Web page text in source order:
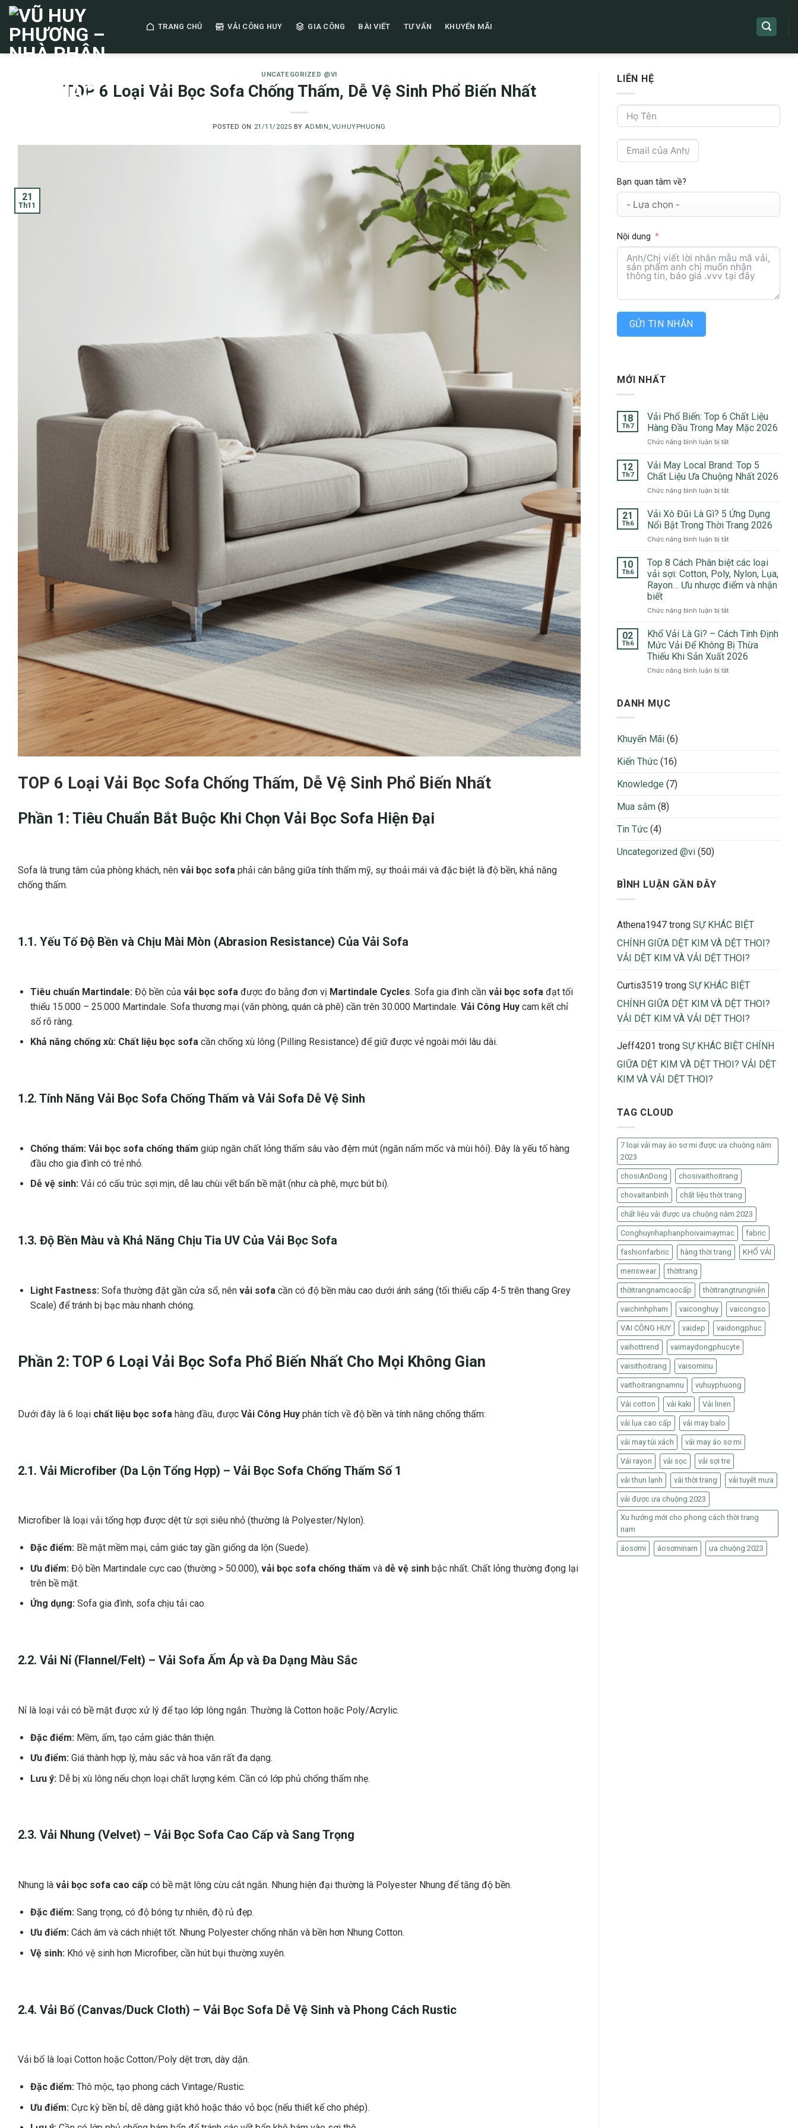
Skip
content
TRANG CHỦ VẢI CÔNG HUY GIA CÔNG BÀI VIẾT TƯ VẤN KHUYẾN MÃI
UNCATEGORIZED @VI
TOP 6 Loại Vải Bọc Sofa Chống Thấm, Dễ Vệ Sinh Phổ Biến Nhất
POSTED ON 21/11/2025 BY ADMIN_VUHUYPHUONG
21
Th11
TOP 6 Loại Vải Bọc Sofa Chống Thấm, Dễ Vệ Sinh Phổ Biến Nhất
Phần 1: Tiêu Chuẩn Bắt Buộc Khi Chọn Vải Bọc Sofa Hiện Đại
Sofa là trung tâm của phòng khách, nên vải bọc sofa phải cân bằng giữa tính thẩm mỹ, sự thoải mái và đặc biệt là độ bền, khả năng
chống thấm.
1.1. Yếu Tố Độ Bền và Chịu Mài Mòn (Abrasion Resistance) Của Vải Sofa
Tiêu chuẩn Martindale: Độ bền của vải bọc sofa được đo bằng đơn vị Martindale Cycles. Sofa gia đình cần vải bọc sofa đạt tối
thiểu 15.000 – 25.000 Martindale. Sofa thương mại (văn phòng, quán cà phê) cần trên 30.000 Martindale. Vải Công Huycam kết chỉ
số rõ ràng.
Khả năng chống xù: Chất liệu bọc sofacần chống xù lông (Pilling Resistance) để giữ được vẻ ngoài mới lâu dài.
1.2. Tính Năng Vải Bọc Sofa Chống Thấm và Vải Sofa Dễ Vệ Sinh
Chống thấm: Vải bọc sofa chống thấm giúp ngăn chất lỏng thấm sâu vào đệm mút (ngăn nấm mốc và mùi hôi). Đây là yếu tố hàng
đầu cho gia đình có trẻ nhỏ.
Dễ vệ sinh:Vải có cấu trúc sợi mịn, dễ lau chùi vết bẩn bề mặt (như cà phê, mực bút bi).
1.3. Độ Bền Màu và Khả Năng Chịu Tia UV Của Vải Bọc Sofa
Light Fastness: Sofa thường đặt gần cửa sổ, nên vải sofa cần có độ bền màu cao dưới ánh sáng (tối thiểu cấp 4-5 trên thang Grey
Scale) để tránh bị bạc màu nhanh chóng.
Phần 2: TOP 6 Loại Vải Bọc Sofa Phổ Biến Nhất Cho Mọi Không Gian
Dưới đây là 6 loại chất liệu bọc sofa hàng đầu, được Vải Công Huy phân tích về độ bền và tính năng chống thấm:
2.1. Vải Microfiber (Da Lộn Tổng Hợp) – Vải Bọc Sofa Chống Thấm Số 1
Microfiber là loại vải tổng hợp được dệt từ sợi siêu nhỏ (thường là Polyester/Nylon).
Đặc điểm:Bề mặt mềm mại, cảm giác tay gần giống da lộn (Suede).
Ưu điểm: Độ bền Martindale cực cao (thường > 50.000), vải bọc sofa chống thấm và dễ vệ sinhbậc nhất. Chất lỏng thường đọng lại
trên bề mặt.
Ứng dụng:Sofa gia đình, sofa chịu tải cao.
2.2. Vải Nỉ (Flannel/Felt) – Vải Sofa Ấm Áp và Đa Dạng Màu Sắc
Nỉ là loại vải có bề mặt được xử lý để tạo lớp lông ngắn. Thường là Cotton hoặc Poly/Acrylic.
Đặc điểm: Mềm, ấm, tạo cảm giác thân thiện.
Ưu điểm:Giá thành hợp lý, màu sắc và hoa văn rất đa dạng.
Lưu ý: Dễ bị xù lông nếu chọn loại chất lượng kém. Cần có lớp phủ chống thấm nhẹ.
2.3. Vải Nhung (Velvet) – Vải Bọc Sofa Cao Cấp và Sang Trọng
Nhung là vải bọc sofa cao cấp có bề mặt lông cừu cắt ngắn. Nhung hiện đại thường là Polyester Nhung để tăng độ bền.
Đặc điểm:Sang trọng, có độ bóng tự nhiên, độ rủ đẹp.
Ưu điểm:Cách âm và cách nhiệt tốt. Nhung Polyester chống nhăn và bền hơn Nhung Cotton.
Vệ sinh:Khó vệ sinh hơn Microfiber, cần hút bụi thường xuyên.
2.4. Vải Bố (Canvas/Duck Cloth) – Vải Bọc Sofa Dễ Vệ Sinh và Phong Cách Rustic
Vải bố là loại Cotton hoặc Cotton/Poly dệt trơn, dày dặn.
Đặc điểm:Thô mộc, tạo phong cách Vintage/Rustic.
Ưu điểm:Cực kỳ bền bỉ, dễ dàng giặt khô hoặc tháo vỏ bọc (nếu thiết kế cho phép).
LIÊN HỆ
Bạn quan tâm về?
Nội dung
GỬI TIN NHẮN
MỚI NHẤT
18
Th7
Vải Phổ Biến: Top 6 Chất Liệu
Hàng Đầu Trong May Mặc 2026
Chức năng bình luận bị tắtở
Phổ
Biến:
Top
6
Liệu
Hàng
Trong
Mặc
2026
12
Th7
Vải May Local Brand: Top 5
Chất Liệu Ưa Chuộng Nhất 2026
Chức năng bình luận bị tắtở
May
Local
Brand:
Top
Chất
Liệu
Ưa
Chuộng
2026
21
Th6
Vải Xô Đũi Là Gì? 5 Ứng Dụng
Nổi Bật Trong Thời Trang 2026
Chức năng bình luận bị tắtở
Xô
Đũi
Là
Gì?
Ứng
Nổi
Bật
Trong
Thời
Trang
10
Th6
Top 8 Cách Phân biệt các loại
vải sợi: Cotton, Poly, Nylon, Lụa,
Rayon… Ưu nhược điểm và nhận
biết
Chức năng bình luận bị tắtở
8
Cách
Phân
biệt
các
02
Th6
Khổ Vải Là Gì? – Cách Tính Định
Mức Vải Để Không Bị Thừa
Thiếu Khi Sản Xuất 2026
Chức năng bình luận bị tắtở
DANH MỤC
Khuyến Mãi (6)
Kiến Thức (16)
Knowledge (7)
Mua sắm (8)
Tin Tức (4)
Uncategorized @vi (50)
BÌNH LUẬN GẦN ĐÂY
Athena1947 trong SỰ KHÁC BIỆT
CHÍNH GIỮA DỆT KIM VÀ DỆT THOI?
VẢI DỆT KIM VÀ VẢI DỆT THOI?
Curtis3519 trong SỰ KHÁC BIỆT
CHÍNH GIỮA DỆT KIM VÀ DỆT THOI?
VẢI DỆT KIM VÀ VẢI DỆT THOI?
Jeff4201 trong SỰ KHÁC BIỆT CHÍNH
GIỮA DỆT KIM VÀ DỆT THOI? VẢI DỆT
KIM VÀ VẢI DỆT THOI?
TAG CLOUD
7 loại vải may áo sơ mi được ưa chuộng năm
2023
chosiAnDong chosivaithoitrang
chovaitanbinh chất liệu thời trang
chất liệu vải được ưa chuộng năm 2023
Conghuynhaphanphoivaimaymac fabric
fashionfarbric hàng thời trang KHỔ VẢI
menswear thờitrang
thờitrangnamcaocấp thờitrangtrungniên
vaichinhpham vaiconghuy vaicongso
VAI CÔNG HUY vaidep vaidongphuc
vaihottrend vaimaydongphucyte
vaisithoitrang vaisominu
vaithoitrangnamnu vuhuyphuong
Vải cotton vải kaki Vải linen
vải lụa cao cấp vải may balo
vải may túi xách vải may áo sơ mi
Vải rayon vải sọc vải sợi tre
vải thun lạnh vải thời trang vải tuyết mưa
vải được ưa chuộng 2023
Xu hướng mới cho phong cách thời trang
nam
áosơmi áosơminam ưa chuộng 2023